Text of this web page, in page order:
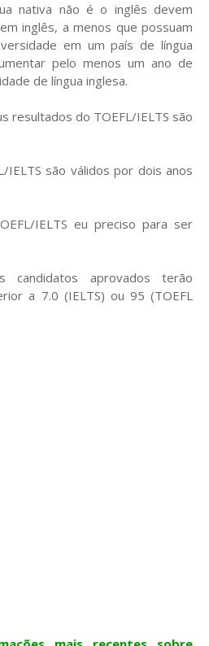
nativa não é o inglês devem
inglês, a menos que possuam
em um país de língua
pelo menos um ano de
de língua inglesa.
resultados do TOEFL/IELTS são
IELTS são válidos por dois anos
IELTS eu preciso para ser
candidatos aprovados terão
a 7.0 (IELTS) ou 95 (TOEFL